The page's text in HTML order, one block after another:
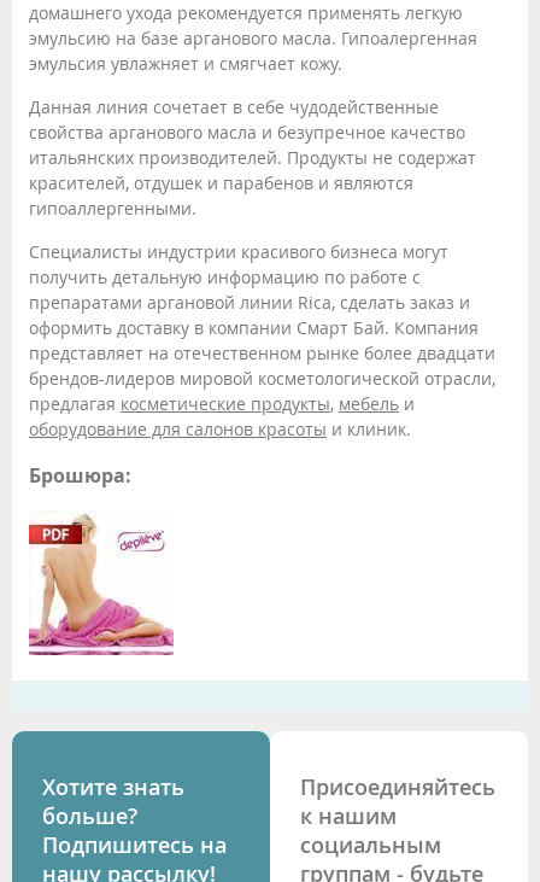
домашнего ухода рекомендуется применять легкую
эмульсию на базе арганового масла. Гипоалергенная
эмульсия увлажняет и смягчает кожу.
Данная линия сочетает в себе чудодейственные
свойства арганового масла и безупречное качество
итальянских производителей. Продукты не содержат
красителей, отдушек и парабенов и являются
гипоаллергенными.
Специалисты индустрии красивого бизнеса могут
получить детальную информацию по работе с
препаратами аргановой линии Rica, сделать заказ и
оформить доставку в компании Смарт Бай. Компания
представляет на отечественном рынке более двадцати
брендов-лидеров мировой косметологической отрасли,
предлагая косметические продукты, мебель и
оборудование для салонов красоты и клиник.
Брошюра:
Хотите знать
больше?
Подпишитесь на
нашу рассылку!
Присоединяйтесь
к нашим
социальным
группам - будьте